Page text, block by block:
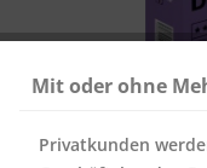
Mit oder ohne
Privatkunden